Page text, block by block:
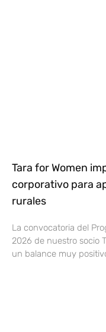
Tara for Women
corporativo para
rurales
La convocatoria del
2026 de nuestro socio
un balance muy